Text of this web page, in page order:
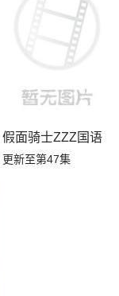
假面骑士ZZZ国语
更新至第47集